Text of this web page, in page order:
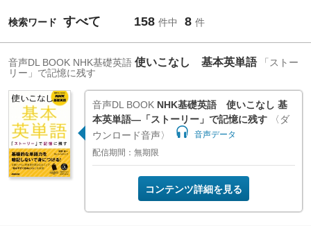
検索ワード すべて 158 件中 8 件
音声DL BOOK NHK基礎英語 使いこなし 基本英単語
「ストー
リー」で記憶に残す
音声DL BOOK NHK基礎英語 使いこなし 基
本英単語―「ストーリー」で記憶に残す
〈ダ
ウンロード音声〉
音声データ
配信期間：無期限
コンテンツ詳細を見る